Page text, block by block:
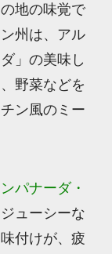
地の味覚で
州は、アル
」の美味し
野菜などを
ン風のミー
パナーダ・
ューシーな
付けが、疲